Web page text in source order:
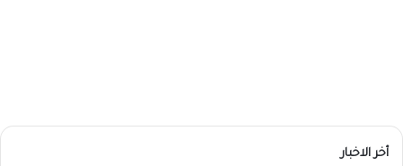
أخر الاخبار